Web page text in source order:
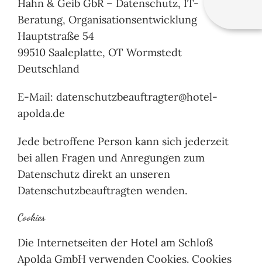
Hahn & Geib GbR – Datenschutz, IT-
Beratung, Organisationsentwicklung
Hauptstraße 54
99510 Saaleplatte, OT Wormstedt
Deutschland
E-Mail: datenschutzbeauftragter@hotel-
apolda.de
Jede betroffene Person kann sich jederzeit
bei allen Fragen und Anregungen zum
Datenschutz direkt an unseren
Datenschutzbeauftragten wenden.
Cookies
Die Internetseiten der Hotel am Schloß
Apolda GmbH verwenden Cookies. Cookies